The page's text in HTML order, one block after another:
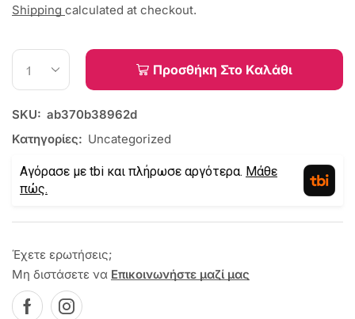
Shipping calculated at checkout.
Προσθήκη Στο Καλάθι
SKU: ab370b38962d
Κατηγορίες: Uncategorized
Αγόρασε με tbi και πλήρωσε αργότερα. Μάθε
πώς.
Έχετε ερωτήσεις;
Μη διστάσετε να Επικοινωνήστε μαζί μας